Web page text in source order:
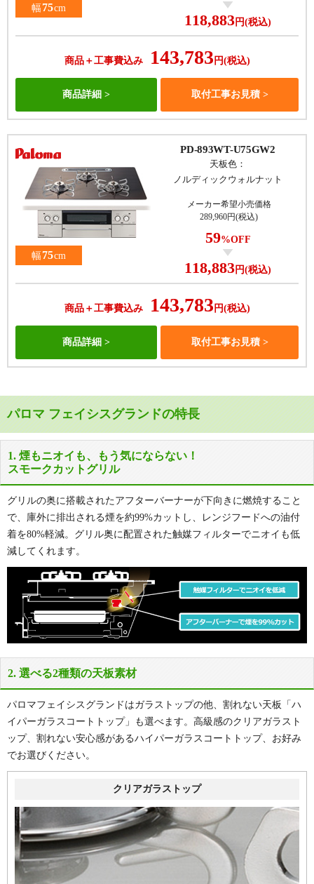
幅 75cm
118,883 円(税込)
商品＋工事費込み 143,783 円(税込)
商品詳細 取付工事お見積
幅 75cm
PD-893WT-U75GW2
天板色：
ノルディックウォルナット
メーカー希望小売価格
289,960円(税込)
59%OFF
118,883 円(税込)
商品＋工事費込み 143,783 円(税込)
商品詳細 取付工事お見積
幅 60 cm
シャインシルバー
メーカー希望小売価格
59 %OFF
112,479円(税込)
商品詳細 取付工事お見積
幅60 cm
メーカー希望小売価格
274,340円(税込)
59%OFF
112,479円(税込)
商品＋工事費込み 137,379 円(税込)
商品詳細 取付工事お見積
幅 60 cm
ティアラシルバー
メーカー希望小売価格
59 %OFF
112,479円(税込)
商品詳細 取付工事お見積
幅60 cm
メーカー希望小売価格
274,340円(税込)
59%OFF
112,479円(税込)
商品＋工事費込み 137,379 円(税込)
商品詳細 取付工事お見積
パロマ フェイシスグランドの特長
1. 煙もニオイも、もう気にならない！
スモークカットグリル
グリルの奥に搭載されたアフターバーナーが下向きに燃焼すること
で、庫外に排出される煙を約99%カットし、レンジフードへの油付
着を80%軽減。グリル奥に配置された触媒フィルターでニオイも低
減してくれます。
2. 選べる2種類の天板素材
パロマフェイシスグランドはガラストップの他、割れない天板「ハ
イパーガラスコートトップ」も選べます。高級感のクリアガラスト
ップ、割れない安心感があるハイパーガラスコートトップ、お好み
でお選びください。
クリアガラストップ